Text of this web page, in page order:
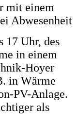
mit einem
Abwesenheit
17 Uhr, des
in einem
Hoyer
in Wärme
PV-Anlage.
als